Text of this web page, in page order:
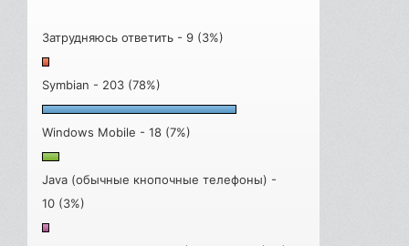
Затрудняюсь ответить - 9 (3%)
Symbian - 203 (78%)
Windows Mobile - 18 (7%)
Java (обычные кнопочные телефоны) -
10 (3%)